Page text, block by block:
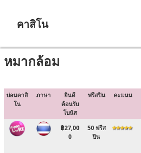
คาสิโน
หมากล้อม
บ่อนคาสิ
โน
ภาษา
ยินดี
ต้อนรับ
โบนัส
ฟรีสปิน คะแนน
฿27,00
0
50 ฟรีส
ปิน